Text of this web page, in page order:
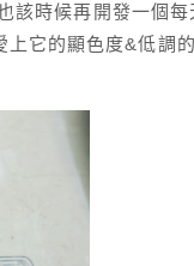
時候再開發一個每
上它的顯色度&低調